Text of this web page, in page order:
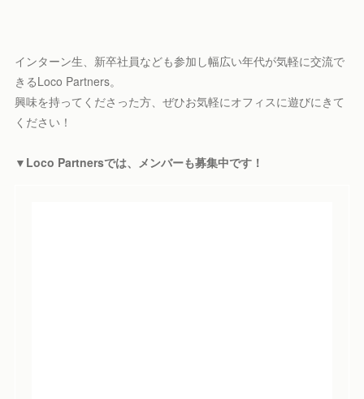
インターン生、新卒社員なども参加し幅広い年代が気軽に交流で
きるLoco Partners。
興味を持ってくださった方、ぜひお気軽にオフィスに遊びにきて
ください！
▼Loco Partnersでは、メンバーも募集中です！